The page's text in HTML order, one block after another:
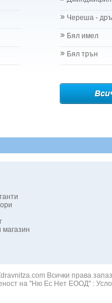
Череша -
Бял имел
Бял трън
Всички права
на "Ню Ес Нет ЕООД" :